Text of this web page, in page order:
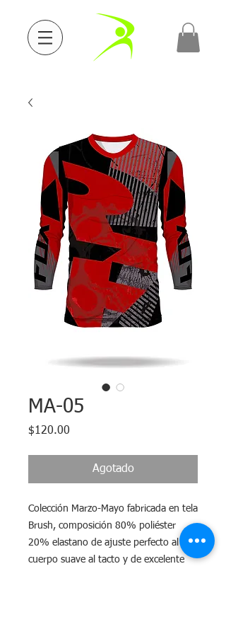
MA-05
$120.00
Agotado
Colección Marzo-Mayo fabricada en tela
Brush, composición 80% poliéster
20% elastano de ajuste perfecto al
cuerpo suave al tacto y de excelente